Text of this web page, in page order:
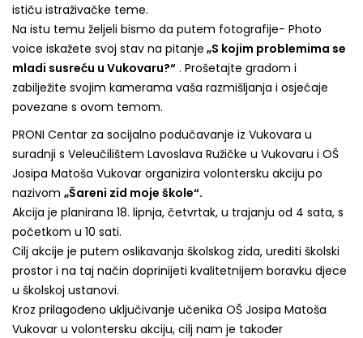
ističu istraživačke teme.
Na istu temu željeli bismo da putem fotografije- Photo
voice iskažete svoj stav na pitanje „S kojim problemima se
mladi susreću u Vukovaru?“ . Prošetajte gradom i
zabilježite svojim kamerama vaša razmišljanja i osjećaje
povezane s ovom temom.
PRONI Centar za socijalno podučavanje iz Vukovara u
suradnji s Veleučilištem Lavoslava Ružičke u Vukovaru i OŠ
Josipa Matoša Vukovar organizira volontersku akciju po
nazivom „Šareni zid moje škole“.
Akcija je planirana 18. lipnja, četvrtak, u trajanju od 4 sata, s
početkom u 10 sati.
Cilj akcije je putem oslikavanja školskog zida, urediti školski
prostor i na taj način doprinijeti kvalitetnijem boravku djece
u školskoj ustanovi.
Kroz prilagođeno uključivanje učenika OŠ Josipa Matoša
Vukovar u volontersku akciju, cilj nam je također